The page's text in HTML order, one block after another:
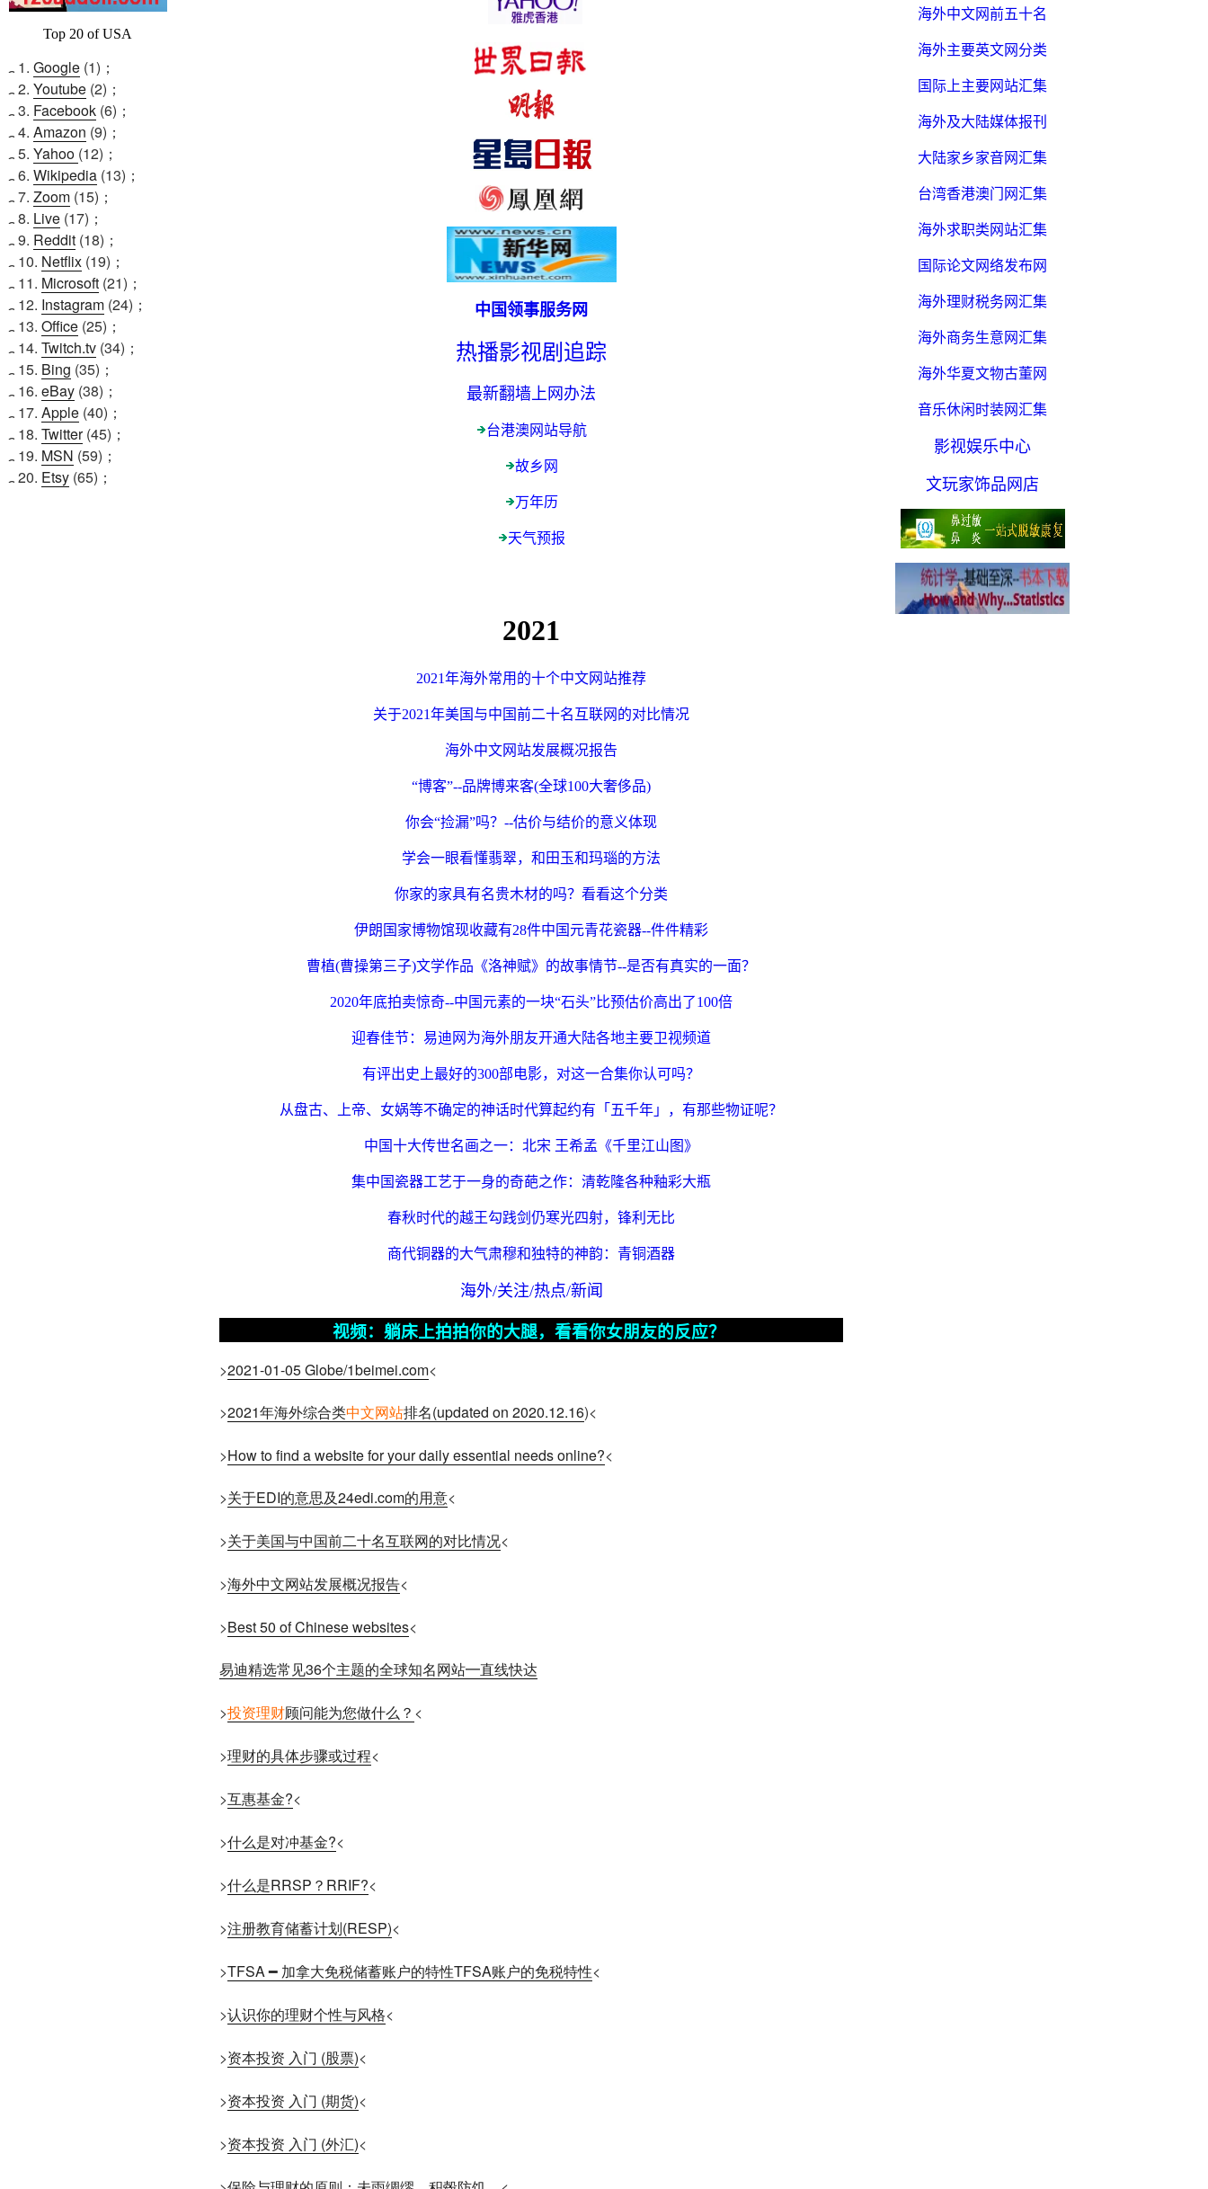
Top 20 of USA
1. Google (1)；
2. Youtube (2)；
3. Facebook (6)；
4. Amazon (9)；
5. Yahoo (12)；
6. Wikipedia (13)；
7. Zoom (15)；
8. Live (17)；
9. Reddit (18)；
10. Netflix (19)；
11. Microsoft (21)；
12. Instagram (24)；
13. Office (25)；
14. Twitch.tv (34)；
15. Bing (35)；
16. eBay (38)；
17. Apple (40)；
18. Twitter (45)；
19. MSN (59)；
20. Etsy (65)；
中国领事服务网
热播影视剧追踪
最新翻墙上网办法
台港澳网站导航
故乡网
万年历
天气预报
海外中文网前五十名
海外主要英文网分类
国际上主要网站汇集
海外及大陆媒体报刊
大陆家乡家音网汇集
台湾香港澳门网汇集
海外求职类网站汇集
国际论文网络发布网
海外理财税务网汇集
海外商务生意网汇集
海外华夏文物古董网
音乐休闲时装网汇集
影视娱乐中心
文玩家饰品网店
2021
2021年海外常用的十个中文网站推荐
关于2021年美国与中国前二十名互联网的对比情况
海外中文网站发展概况报告
“博客”--品牌博来客(全球100大奢侈品)
你会“捡漏”吗？ --估价与结价的意义体现
学会一眼看懂翡翠，和田玉和玛瑙的方法
你家的家具有名贵木材的吗？看看这个分类
伊朗国家博物馆现收藏有28件中国元青花瓷器--件件精彩
曹植(曹操第三子)文学作品《洛神赋》的故事情节--是否有真实的一面？
2020年底拍卖惊奇--中国元素的一块“石头”比预估价高出了100倍
迎春佳节：易迪网为海外朋友开通大陆各地主要卫视频道
有评出史上最好的300部电影，对这一合集你认可吗？
从盘古、上帝、女娲等不确定的神话时代算起约有「五千年」，有那些物证呢？
中国十大传世名画之一：北宋 王希孟《千里江山图》
集中国瓷器工艺于一身的奇葩之作：清乾隆各种釉彩大瓶
春秋时代的越王勾践剑仍寒光四射，锋利无比
商代铜器的大气肃穆和独特的神韵：青铜酒器
海外/关注/热点/新闻
视频：躺床上拍拍你的大腿，看看你女朋友的反应？
>2021-01-05 Globe/1beimei.com<
>2021年海外综合类中文网站排名(updated on 2020.12.16)<
>How to find a website for your daily essential needs online?<
>关于EDI的意思及24edi.com的用意<
>关于美国与中国前二十名互联网的对比情况<
>海外中文网站发展概况报告<
>Best 50 of Chinese websites<
易迪精选常见36个主题的全球知名网站━直线快达
>投资理财顾问能为您做什么？ <
>理财的具体步骤或过程<
>互惠基金?<
>什么是对冲基金?<
>什么是RRSP？RRIF?<
>注册教育储蓄计划(RESP)<
>TFSA ━ 加拿大免税储蓄账户的特性TFSA账户的免税特性<
>认识你的理财个性与风格<
>资本投资 入门 (股票)<
>资本投资 入门 (期货)<
>资本投资 入门 (外汇)<